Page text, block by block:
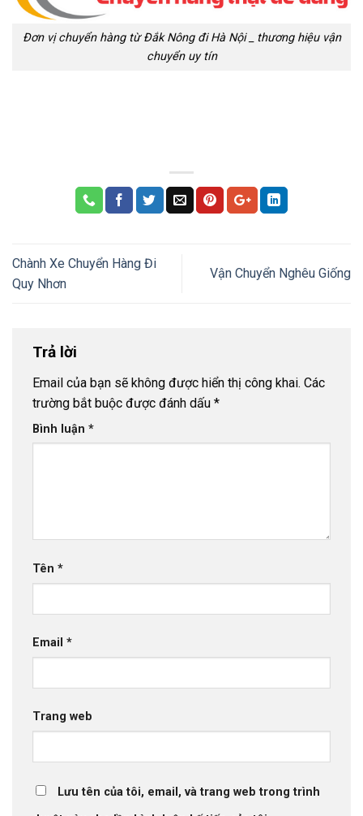
Đơn vị chuyển hàng từ Đắk Nông đi Hà Nội _ thương hiệu vận
chuyển uy tín
Chành Xe Chuyển Hàng Đi
Quy Nhơn
Vận Chuyển Nghêu Giống
Trả lời
Email của bạn sẽ không được hiển thị công khai. Các
trường bắt buộc được đánh dấu *
Bình luận *
Tên *
Email *
Trang web
Lưu tên của tôi, email, và trang web trong trình